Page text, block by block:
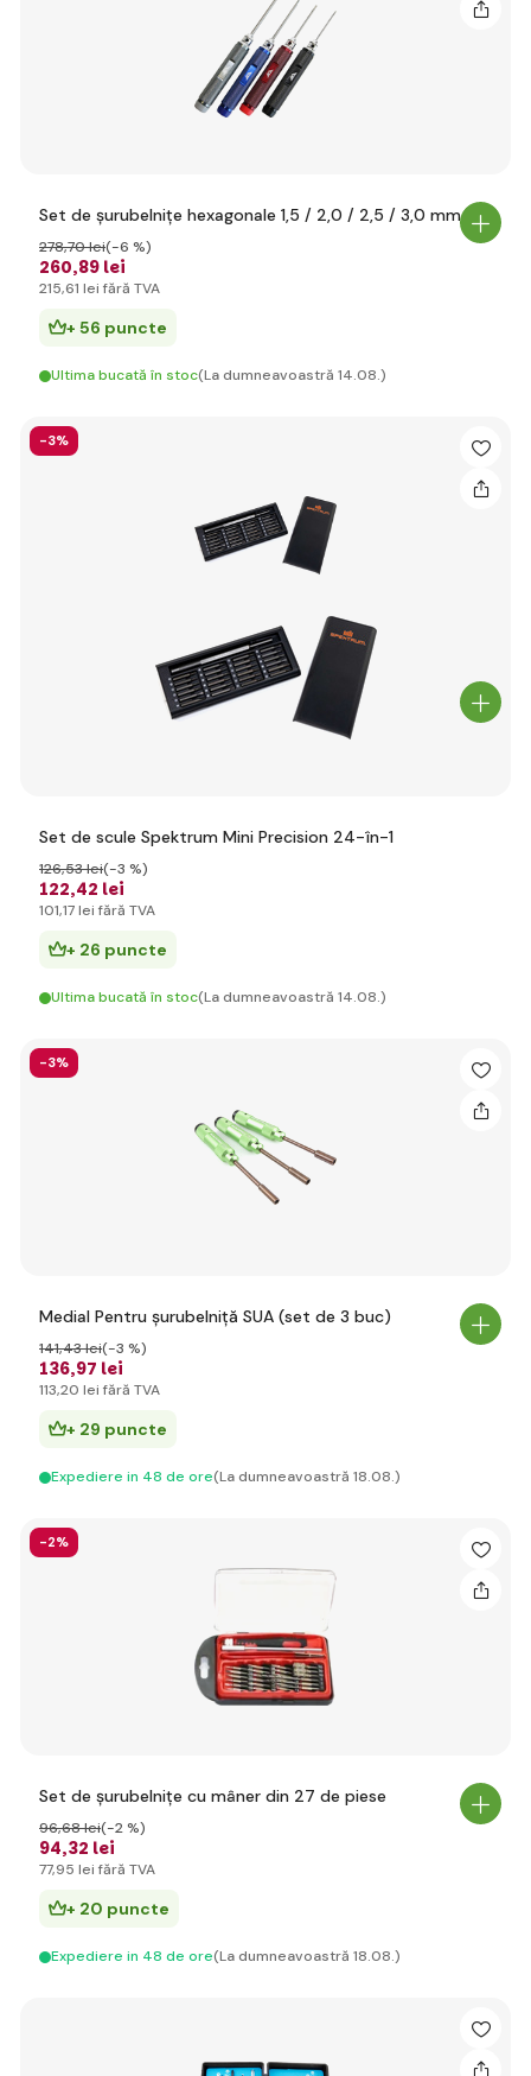
Set de șurubelnițe hexagonale 1,5 / 2,0 / 2,5 / 3,0 mm
260,89 lei
278,70 lei(-6 %)
215,61 lei fără TVA
+ 56 puncte
Ultima bucată în stoc(La dumneavoastră 14.08.)
-3%
Set de scule Spektrum Mini Precision 24-în-1
122,42 lei
126,53 lei(-3 %)
101,17 lei fără TVA
+ 26 puncte
Ultima bucată în stoc(La dumneavoastră 14.08.)
-3%
Medial Pentru șurubelniță SUA (set de 3 buc)
136,97 lei
141,43 lei(-3 %)
113,20 lei fără TVA
+ 29 puncte
Expediere in 48 de ore(La dumneavoastră 18.08.)
-2%
Set de șurubelnițe cu mâner din 27 de piese
94,32 lei
96,68 lei(-2 %)
77,95 lei fără TVA
+ 20 puncte
Expediere in 48 de ore(La dumneavoastră 18.08.)